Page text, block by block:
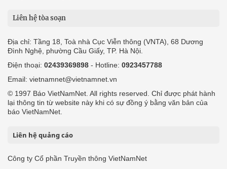
Liên hệ tòa soạn
Địa chỉ: Tầng 18, Toà nhà Cục Viễn thông (VNTA), 68 Dương
Đình Nghệ, phường Cầu Giấy, TP. Hà Nội.
Điện thoại: 02439369898 - Hotline: 0923457788
Email: vietnamnet@vietnamnet.vn
© 1997 Báo VietNamNet. All rights reserved. Chỉ được phát hành
lại thông tin từ website này khi có sự đồng ý bằng văn bản của
báo VietNamNet.
Liên hệ quảng cáo
Công ty Cổ phần Truyền thông VietNamNet